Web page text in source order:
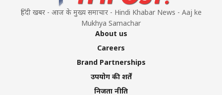
हिंदी खबर - आज के मुख्य समाचार - Hindi Khabar News - Aaj ke
Mukhya Samachar
About us
Careers
Brand Partnerships
उपयोग की शर्तें
निजता नीति